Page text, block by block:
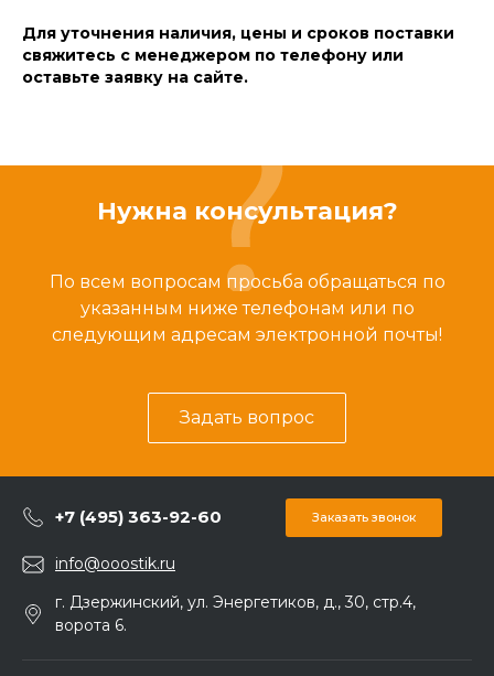
Для уточнения наличия, цены и сроков поставки
свяжитесь с менеджером по телефону или
оставьте заявку на сайте.
Нужна консультация?
По всем вопросам просьба обращаться по
указанным ниже телефонам или по
следующим адресам электронной почты!
Задать вопрос
+7 (495) 363-92-60 Заказать звонок
info@ooostik.ru
г. Дзержинский, ул. Энергетиков, д., 30, стр.4,
ворота 6.